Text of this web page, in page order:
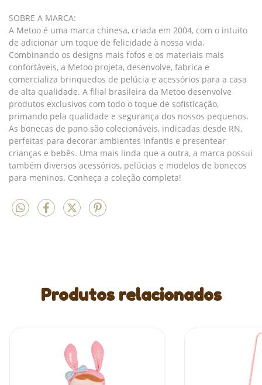
SOBRE A MARCA:
A Metoo é uma marca chinesa, criada em 2004, com o intuito
de adicionar um toque de felicidade à nossa vida.
Combinando os designs mais fofos e os materiais mais
confortáveis, a Metoo projeta, desenvolve, fabrica e
comercializa brinquedos de pelúcia e acessórios para a casa
de alta qualidade. A filial brasileira da Metoo desenvolve
produtos exclusivos com todo o toque de sofisticação,
primando pela qualidade e segurança dos nossos pequenos.
As bonecas de pano são colecionáveis, indicadas desde RN,
perfeitas para decorar ambientes infantis e presentear
crianças e bebês. Uma mais linda que a outra, a marca possui
também diversos acessórios, pelúcias e modelos de bonecos
para meninos. Conheça a coleção completa!
Produtos relacionados